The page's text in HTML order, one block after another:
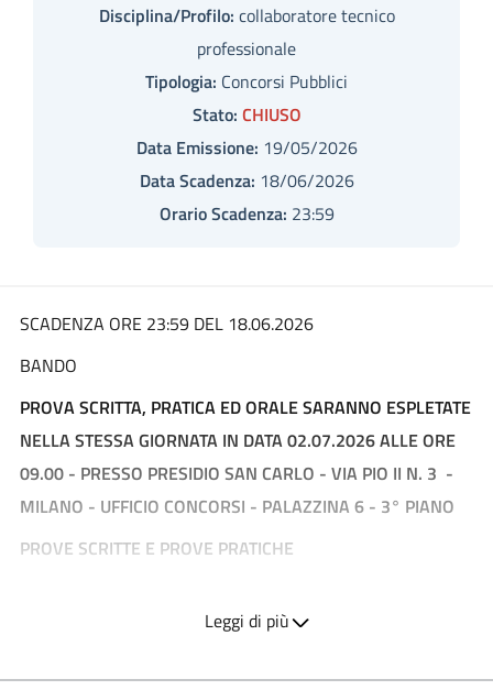
Disciplina/Profilo: collaboratore tecnico
professionale
Tipologia: Concorsi Pubblici
Stato: CHIUSO
Data Emissione: 19/05/2026
Data Scadenza: 18/06/2026
Orario Scadenza: 23:59
SCADENZA ORE 23:59 DEL 18.06.2026
BANDO
PROVA SCRITTA, PRATICA ED ORALE SARANNO ESPLETATE
NELLA STESSA GIORNATA IN DATA 02.07.2026 ALLE ORE
09.00 - PRESSO PRESIDIO SAN CARLO - VIA PIO II N. 3 -
MILANO - UFFICIO CONCORSI - PALAZZINA 6 - 3° PIANO
PROVE SCRITTE E PROVE PRATICHE
Leggi di più